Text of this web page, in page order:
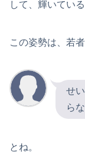
して、輝いてい
この姿勢は、若
せ
ら
とね。